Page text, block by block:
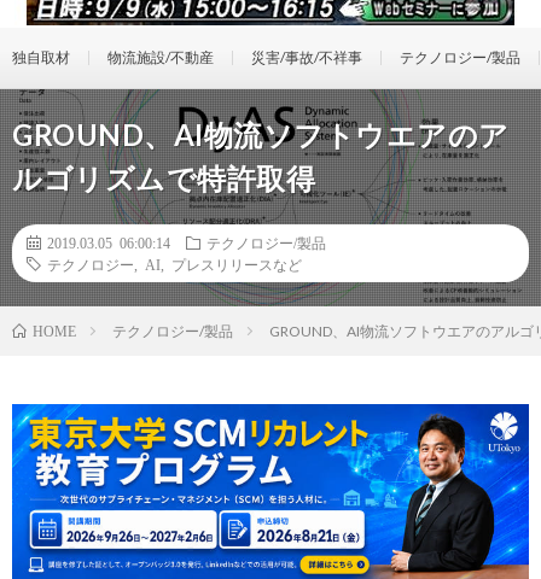
独自取材 物流施設/不動産 災害/事故/不祥事 テクノロジー/製品
GROUND、AI物流ソフトウエアのア
ルゴリズムで特許取得
2019.03.05 06:00:14
テクノロジー/製品
テクノロジー
AI プレスリリースなど
HOME テクノロジー/製品 GROUND、AI物流ソフトウエアのアルゴ